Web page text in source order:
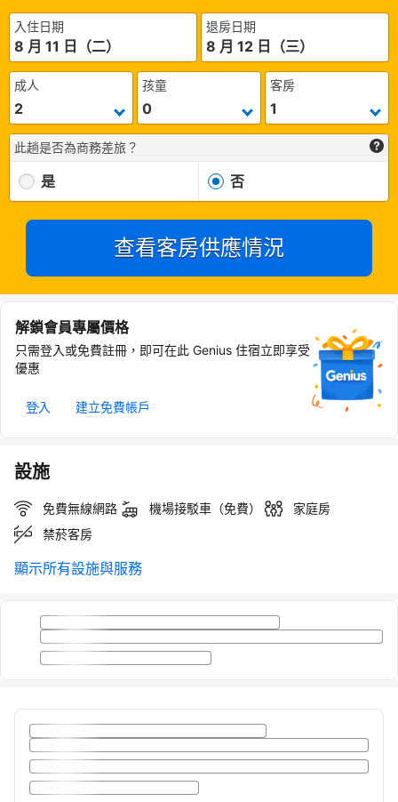
入住日期
8 月 11 日（二）
退房日期
8 月 12 日（三）
成人 孩童 客房
此趟是否為商務差旅？
是 否
查看客房供應情況
解鎖會員專屬價格
只需登入或免費註冊，即可在此 Genius 住宿立即享受
優惠
登入 建立免費帳戶
設施
免費無線網路 機場接駁車（免費）
家庭房
禁菸客房
顯示所有設施與服務